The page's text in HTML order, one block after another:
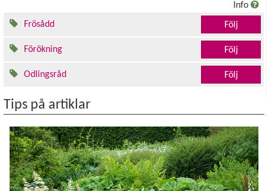
Info
Frösådd
Följ
Förökning Följ
Odlingsråd Följ
Tips på artiklar